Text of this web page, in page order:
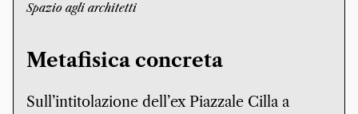
Spazio agli architetti
Metafisica concreta
Sull’intitolazione dell’ex Piazzale Cilla a